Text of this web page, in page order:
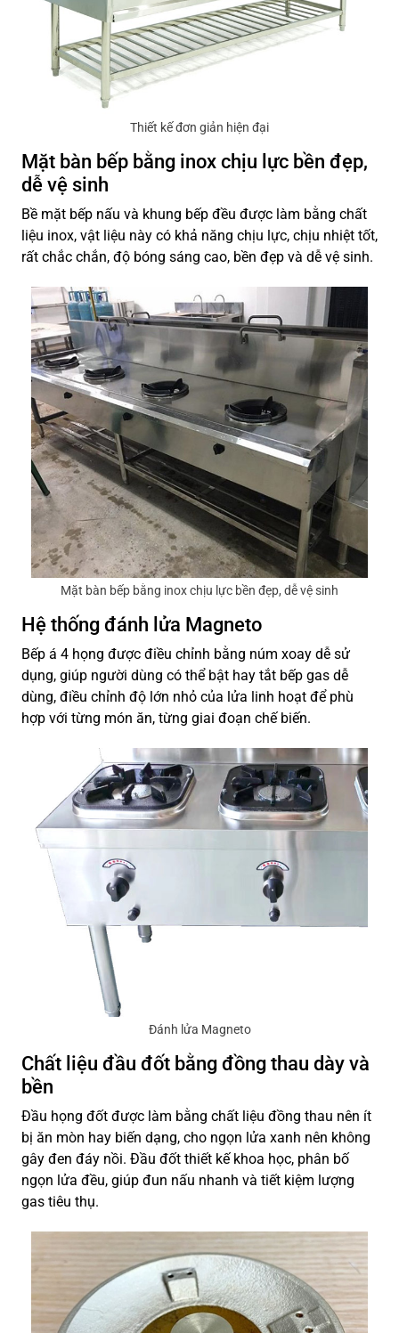
Thiết kế đơn giản hiện đại
Mặt bàn bếp bằng inox chịu lực bền đẹp,
dễ vệ sinh
Bề mặt bếp nấu và khung bếp đều được làm bằng chất
liệu inox, vật liệu này có khả năng chịu lực, chịu nhiệt tốt,
rất chắc chắn, độ bóng sáng cao, bền đẹp và dễ vệ sinh.
Mặt bàn bếp bằng inox chịu lực bền đẹp, dễ vệ sinh
Hệ thống đánh lửa Magneto
Bếp á 4 họng được điều chỉnh bằng núm xoay dễ sử
dụng, giúp người dùng có thể bật hay tắt bếp gas dễ
dùng, điều chỉnh độ lớn nhỏ của lửa linh hoạt để phù
hợp với từng món ăn, từng giai đoạn chế biến.
Đánh lửa Magneto
Chất liệu đầu đốt bằng đồng thau dày và
bền
Đầu họng đốt được làm bằng chất liệu đồng thau nên ít
bị ăn mòn hay biến dạng, cho ngọn lửa xanh nên không
gây đen đáy nồi. Đầu đốt thiết kế khoa học, phân bố
ngọn lửa đều, giúp đun nấu nhanh và tiết kiệm lượng
gas tiêu thụ.